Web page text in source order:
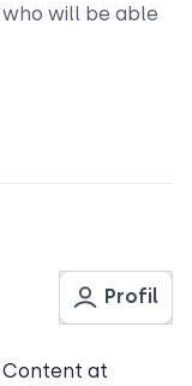
who will be able
Profil
Content at